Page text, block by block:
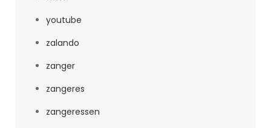
youtube
zalando
zanger
zangeres
zangeressen